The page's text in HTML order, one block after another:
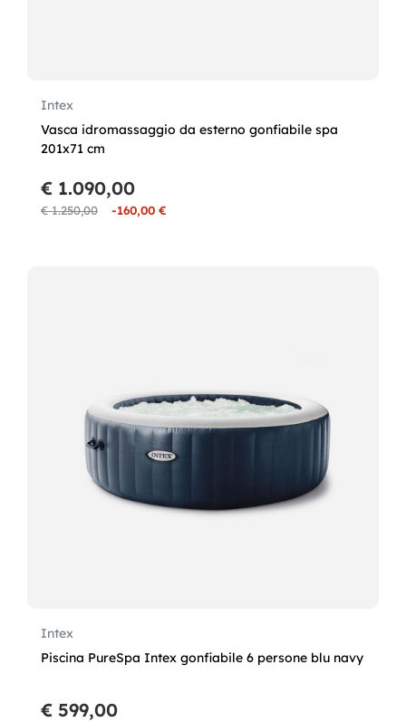
Intex
Vasca idromassaggio da esterno gonfiabile spa
201x71 cm
€ 1.250,00 -160,00 €
€ 1.090,00
Intex
Piscina PureSpa Intex gonfiabile 6 persone blu navy
€ 599,00